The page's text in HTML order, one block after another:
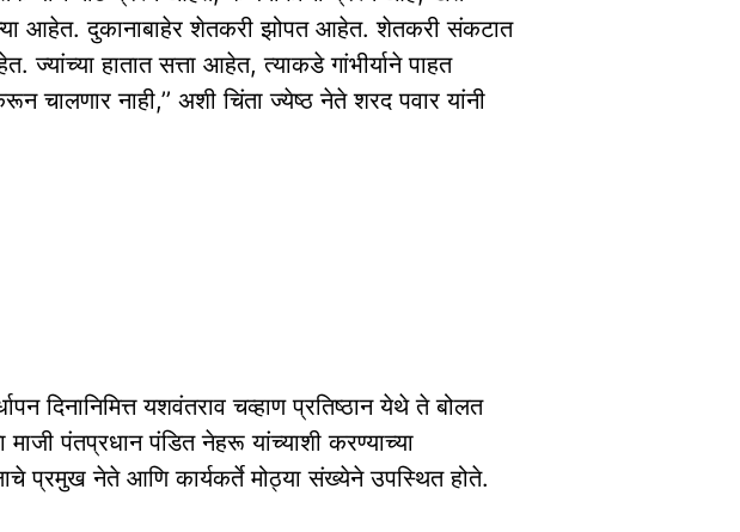
आहेत. दुकानाबाहेर शेतकरी झोपत आहेत. शेतकरी संकटात
हातात सत्ता आहेत, त्याकडे गांभीर्याने पाहत
चालणार नाही,’’ अशी चिंता ज्येष्ठ नेते शरद पवार यांनी
दिनानिमित्त यशवंतराव चव्हाण प्रतिष्ठान येथे ते बोलत
माजी पंतप्रधान पंडित नेहरू यांच्याशी करण्याच्या
प्रमुख नेते आणि कार्यकर्ते मोठ्या संख्येने उपस्थित होते.